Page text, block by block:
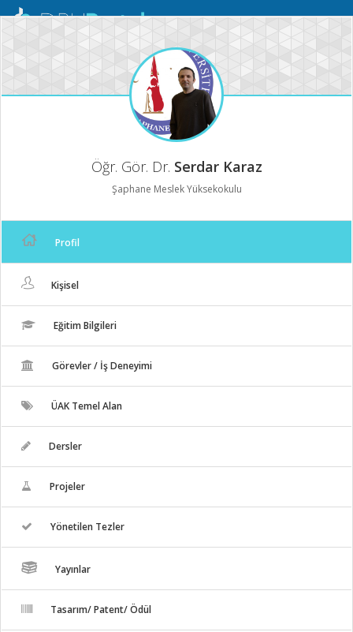
Mobil
Öğr. Gör. Dr. Serdar Karaz
Şaphane Meslek Yüksekokulu
Profil
Kişisel
Eğitim Bilgileri
Görevler / İş Deneyimi
ÜAK Temel Alan
Dersler
Projeler
Yönetilen Tezler
Yayınlar
Tasarım/ Patent/ Ödül